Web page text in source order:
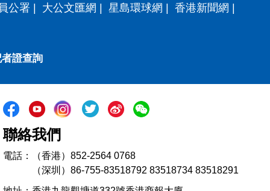
公署 大公文匯網 星島環球網 香港新聞網
證查詢
聯絡我們
電話：（香港）852-2564 0768
（深圳）86-755-83518792 83518734 83518291